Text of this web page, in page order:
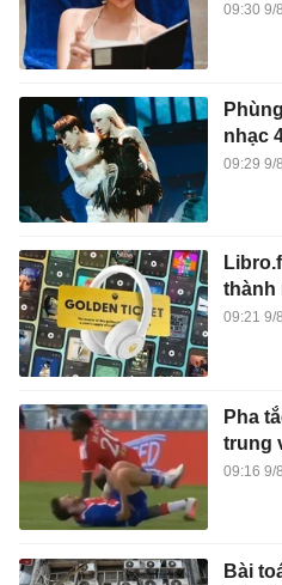
09:30 9/
nhạc
09:29 9/
thành
09:21 9/
Pha
trung
09:16 9/
Bài